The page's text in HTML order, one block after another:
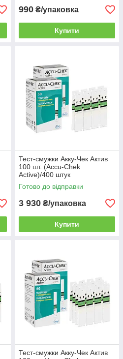
990 ₴/упаковка
Купити
Тест-смужки Акку-Чек Актив
100 шт. (Accu-Chek
Active)/400 штук
Готово до відправки
3 930 ₴/упаковка
Купити
Тест-смужки Акку-Чек Актив